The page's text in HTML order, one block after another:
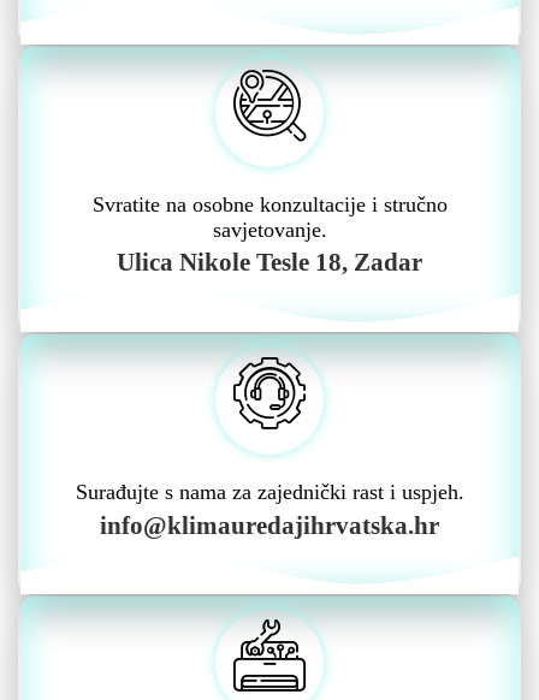
Svratite na osobne konzultacije i stručno
savjetovanje.
Ulica Nikole Tesle 18, Zadar
Surađujte s nama za zajednički rast i uspjeh.
info@klimauredajihrvatska.hr